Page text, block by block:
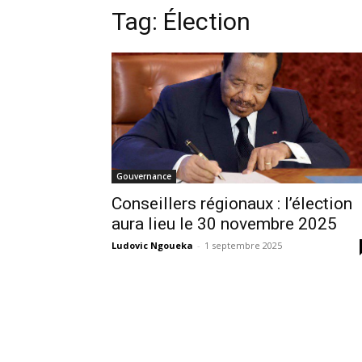
Tag: Élection
Gouvernance
Conseillers régionaux : l’élection
aura lieu le 30 novembre 2025
Ludovic Ngoueka - 1 septembre 2025